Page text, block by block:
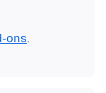
ons